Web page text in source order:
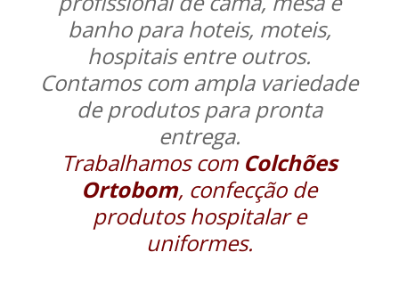
banho para hoteis, moteis,
hospitais entre outros.
Contamos com ampla variedade
de produtos para pronta
entrega.
Trabalhamos com Colchões
Ortobom, confecção de
produtos hospitalar e
uniformes.